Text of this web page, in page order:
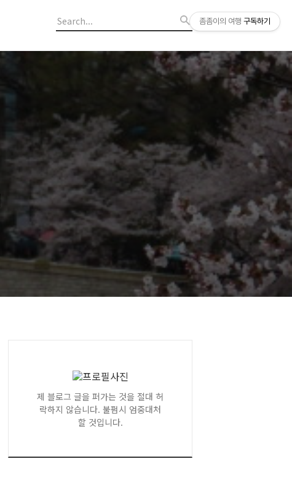
제 블로그 글을 퍼가는 것을 절대 허
락하지 않습니다. 불펌시 엄중대처
할 것입니다.
좀좀이의 여행 구독하기